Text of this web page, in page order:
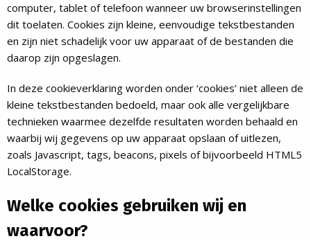
computer, tablet of telefoon wanneer uw browserinstellingen
dit toelaten. Cookies zijn kleine, eenvoudige tekstbestanden
en zijn niet schadelijk voor uw apparaat of de bestanden die
daarop zijn opgeslagen.
In deze cookieverklaring worden onder ‘cookies’ niet alleen de
kleine tekstbestanden bedoeld, maar ook alle vergelijkbare
technieken waarmee dezelfde resultaten worden behaald en
waarbij wij gegevens op uw apparaat opslaan of uitlezen,
zoals Javascript, tags, beacons, pixels of bijvoorbeeld HTML5
LocalStorage.
Welke cookies gebruiken wij en
waarvoor?